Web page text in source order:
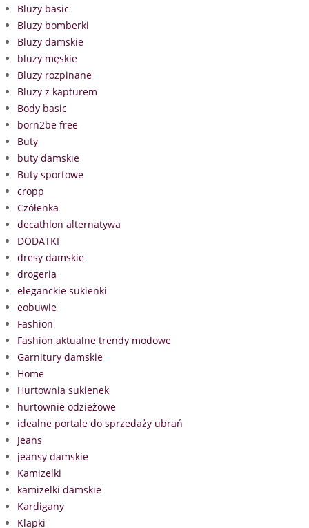
Bluzy basic
Bluzy bomberki
Bluzy damskie
bluzy męskie
Bluzy rozpinane
Bluzy z kapturem
Body basic
born2be free
Buty
buty damskie
Buty sportowe
cropp
Czółenka
decathlon alternatywa
DODATKI
dresy damskie
drogeria
eleganckie sukienki
eobuwie
Fashion
Fashion aktualne trendy modowe
Garnitury damskie
Home
Hurtownia sukienek
hurtownie odzieżowe
idealne portale do sprzedaży ubrań
Jeans
jeansy damskie
Kamizelki
kamizelki damskie
Kardigany
Klapki